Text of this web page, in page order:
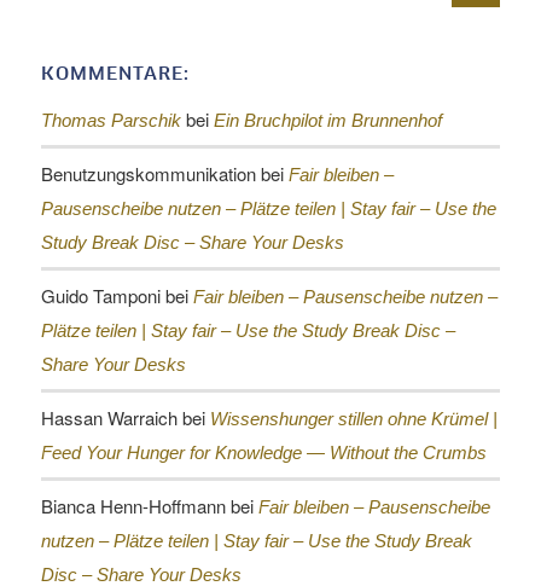
KOMMENTARE:
Thomas Parschikbei Ein Bruchpilot im Brunnenhof
Benutzungskommunikationbei Fair bleiben –
Pausenscheibe nutzen – Plätze teilen | Stay fair – Use the
Study Break Disc – Share Your Desks
Guido Tamponibei Fair bleiben – Pausenscheibe nutzen –
Plätze teilen | Stay fair – Use the Study Break Disc –
Share Your Desks
Hassan Warraichbei Wissenshunger stillen ohne Krümel |
Feed Your Hunger for Knowledge — Without the Crumbs
Bianca Henn-Hoffmannbei Fair bleiben – Pausenscheibe
nutzen – Plätze teilen | Stay fair – Use the Study Break
Disc – Share Your Desks